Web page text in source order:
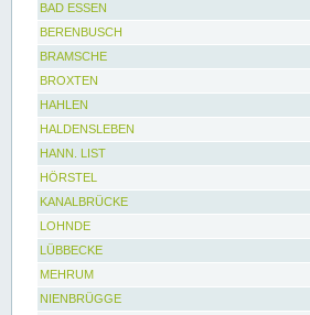
BAD ESSEN
BERENBUSCH
BRAMSCHE
BROXTEN
HAHLEN
HALDENSLEBEN
HANN. LIST
HÖRSTEL
KANALBRÜCKE
LOHNDE
LÜBBECKE
MEHRUM
NIENBRÜGGE